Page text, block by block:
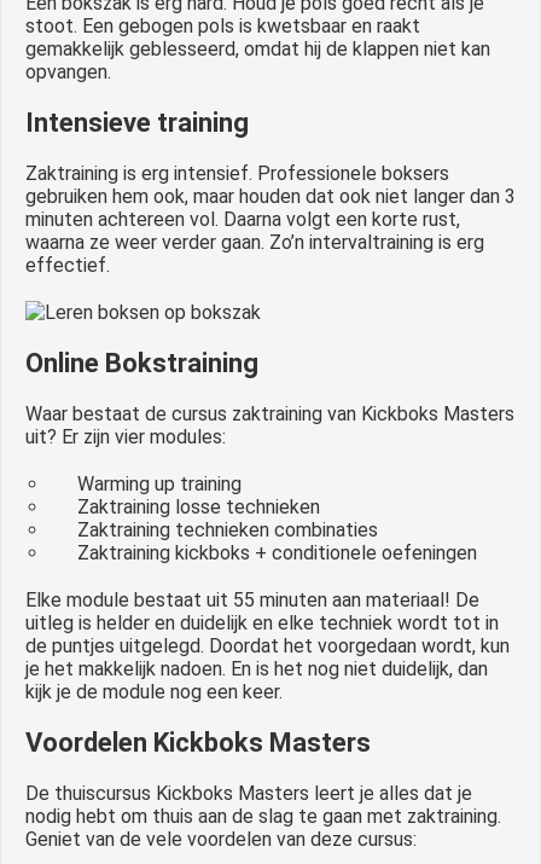
stoot. Een gebogen pols is kwetsbaar en raakt
gemakkelijk geblesseerd, omdat hij de klappen niet kan
opvangen.
Intensieve training
Zaktraining is erg intensief. Professionele boksers
gebruiken hem ook, maar houden dat ook niet langer dan 3
minuten achtereen vol. Daarna volgt een korte rust,
waarna ze weer verder gaan. Zo’n intervaltraining is erg
effectief.
Online Bokstraining
Waar bestaat de cursus zaktraining van Kickboks Masters
uit? Er zijn vier modules:
Warming up training
Zaktraining losse technieken
Zaktraining technieken combinaties
Zaktraining kickboks + conditionele oefeningen
Elke module bestaat uit 55 minuten aan materiaal! De
uitleg is helder en duidelijk en elke techniek wordt tot in
de puntjes uitgelegd. Doordat het voorgedaan wordt, kun
je het makkelijk nadoen. En is het nog niet duidelijk, dan
kijk je de module nog een keer.
Voordelen Kickboks Masters
De thuiscursus Kickboks Masters leert je alles dat je
nodig hebt om thuis aan de slag te gaan met zaktraining.
Geniet van de vele voordelen van deze cursus: